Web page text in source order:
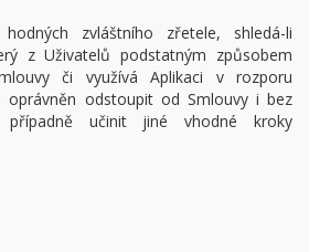
zvláštního zřetele, shledá-li
z Uživatelů podstatným způsobem
či využívá Aplikaci v rozporu
oprávněn odstoupit od Smlouvy i bez
případně učinit jiné vhodné kroky